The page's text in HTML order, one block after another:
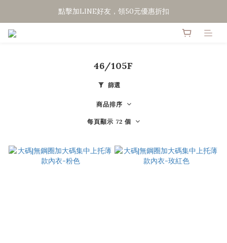
點擊加LINE好友，領50元優惠折扣
點擊加LINE好友，領50元優惠折扣
46/105F
篩選
商品排序
每頁顯示 72 個